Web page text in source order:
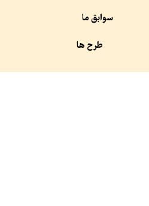
سوابق ما
طرح ها